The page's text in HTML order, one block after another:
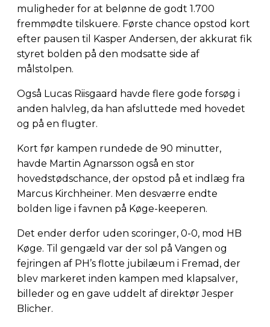
muligheder for at belønne de godt 1.700
fremmødte tilskuere. Første chance opstod kort
efter pausen til Kasper Andersen, der akkurat fik
styret bolden på den modsatte side af
målstolpen.
Også Lucas Riisgaard havde flere gode forsøg i
anden halvleg, da han afsluttede med hovedet
og på en flugter.
Kort før kampen rundede de 90 minutter,
havde Martin Agnarsson også en stor
hovedstødschance, der opstod på et indlæg fra
Marcus Kirchheiner. Men desværre endte
bolden lige i favnen på Køge-keeperen.
Det ender derfor uden scoringer, 0-0, mod HB
Køge. Til gengæld var der sol på Vangen og
fejringen af PH’s flotte jubilæum i Fremad, der
blev markeret inden kampen med klapsalver,
billeder og en gave uddelt af direktør Jesper
Blicher.